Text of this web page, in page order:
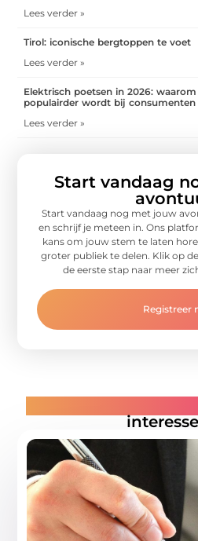
Lees verder »
Tirol: iconische bergtoppen te voet
Lees verder »
Elektrisch poetsen in 2026:
populairder wordt bij consumenten
Lees verder »
Start vandaag
Start vandaag nog met jouw
en schrijf je meteen in. Ons
kans om jouw stem te laten
groter publiek te delen. Klik op
de eerste stap naar meer
Registreer